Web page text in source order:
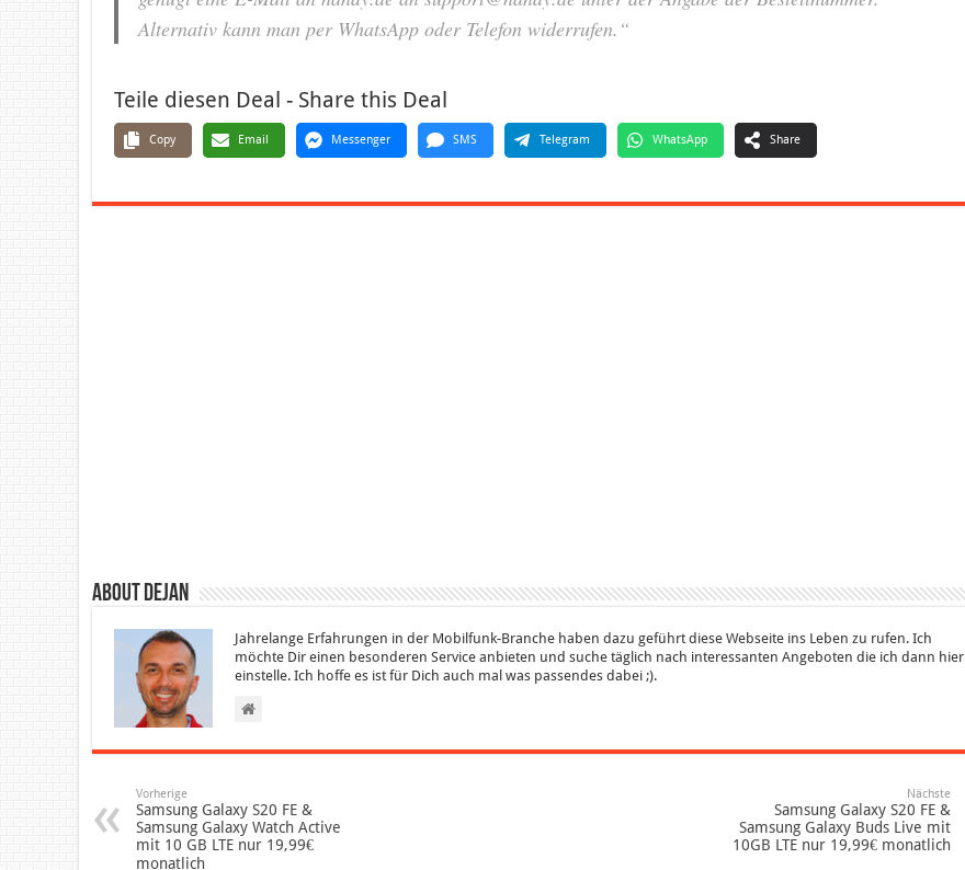
Alternativ kann man per WhatsApp oder Telefon widerrufen.“
Teile diesen Deal - Share this Deal
Copy Email Messenger SMS Telegram WhatsApp Share
About Dejan
Jahrelange Erfahrungen in der Mobilfunk-Branche haben dazu geführt diese Webseite ins Leben zu rufen. Ich
möchte Dir einen besonderen Service anbieten und suche täglich nach interessanten Angeboten die ich dann hier
einstelle. Ich hoffe es ist für Dich auch mal was passendes dabei ;).
Vorherige
Samsung Galaxy S20 FE &
Samsung Galaxy Watch Active
mit 10 GB LTE nur 19,99€
monatlich
Nächste
Samsung Galaxy S20 FE &
Samsung Galaxy Buds Live mit
10GB LTE nur 19,99€ monatlich